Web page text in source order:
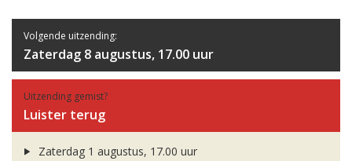
Volgende uitzending:
Zaterdag 8 augustus, 17.00 uur
Uitzending gemist?
Luister terug
Zaterdag 1 augustus, 17.00 uur